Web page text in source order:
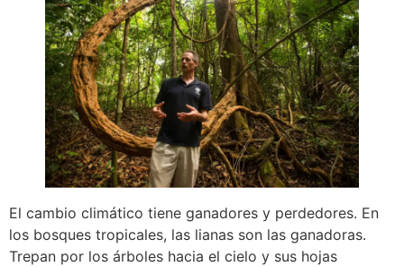
El cambio climático tiene ganadores y perdedores. En
los bosques tropicales, las lianas son las ganadoras.
Trepan por los árboles hacia el cielo y sus hojas